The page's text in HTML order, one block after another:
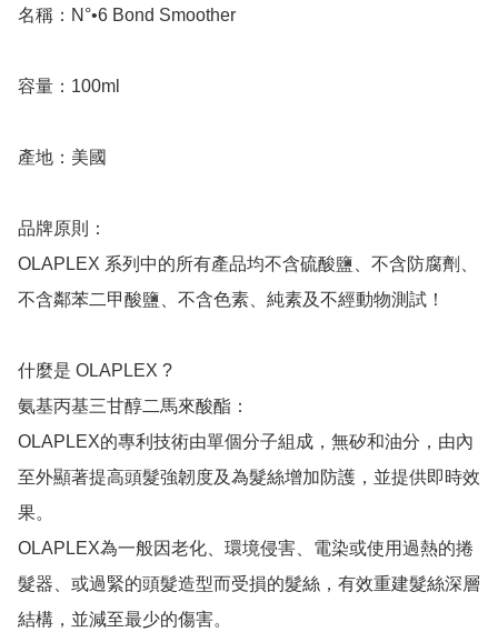
名稱：N°•6 Bond Smoother
容量：100ml
產地：美國
品牌原則：
OLAPLEX 系列中的所有產品均不含硫酸鹽、不含防腐劑、
不含鄰苯二甲酸鹽、不含色素、純素及不經動物測試！
什麼是 OLAPLEX ?
氨基丙基三甘醇二馬來酸酯：
OLAPLEX的專利技術由單個分子組成，無矽和油分，由內
至外顯著提高頭髮強韌度及為髮絲增加防護，並提供即時效
果。
OLAPLEX為一般因老化、環境侵害、電染或使用過熱的捲
髮器、或過緊的頭髮造型而受損的髮絲，有效重建髮絲深層
結構，並減至最少的傷害。